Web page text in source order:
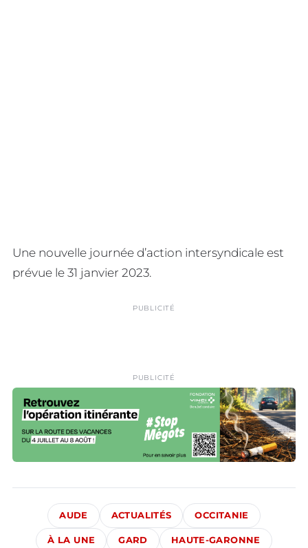
Une nouvelle journée d’action intersyndicale est
prévue le 31 janvier 2023.
PUBLICITÉ
PUBLICITÉ
AUDE ACTUALITÉS OCCITANIE
À LA UNE GARD HAUTE-GARONNE